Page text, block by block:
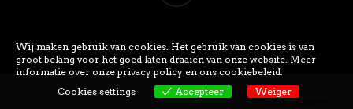
Wij maken gebruik van cookies. Het gebruik van cookies is van
groot belang voor het goed laten draaien van onze website. Meer
informatie over onze privacy policy en ons cookiebeleid:
Cookies settings
Accepteer Weiger